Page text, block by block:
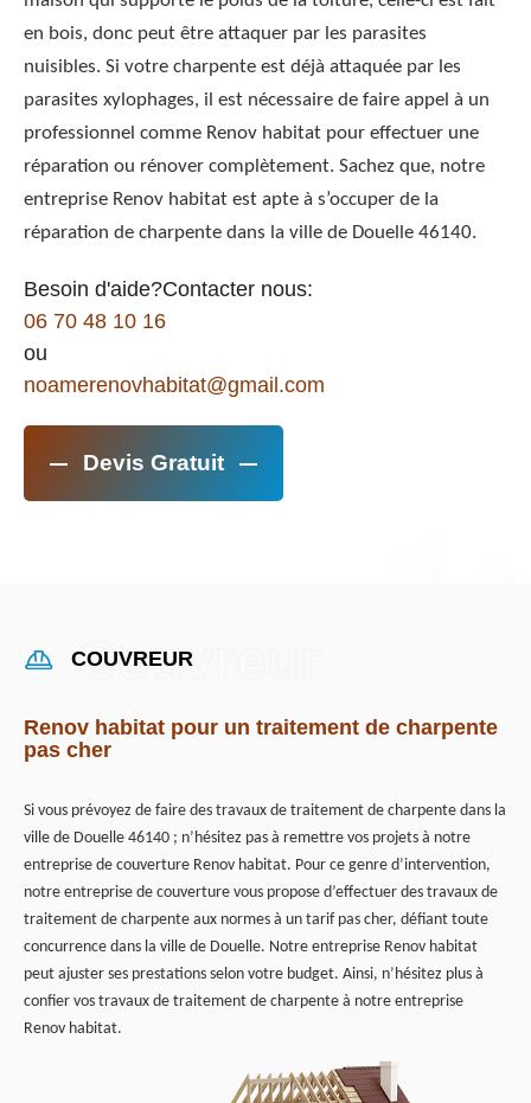
en bois, donc peut être attaquer par les parasites
nuisibles. Si votre charpente est déjà attaquée par les
parasites xylophages, il est nécessaire de faire appel à un
professionnel comme Renov habitat pour effectuer une
réparation ou rénover complètement. Sachez que, notre
entreprise Renov habitat est apte à s’occuper de la
réparation de charpente dans la ville de Douelle 46140.
Besoin d'aide?Contacter nous:
06 70 48 10 16
ou
noamerenovhabitat@gmail.com
Devis Gratuit
COUVREUR
Renov habitat pour un traitement de charpente
pas cher
Si vous prévoyez de faire des travaux de traitement de charpente dans la
ville de Douelle 46140 ; n’hésitez pas à remettre vos projets à notre
entreprise de couverture Renov habitat. Pour ce genre d’intervention,
notre entreprise de couverture vous propose d’effectuer des travaux de
traitement de charpente aux normes à un tarif pas cher, défiant toute
concurrence dans la ville de Douelle. Notre entreprise Renov habitat
peut ajuster ses prestations selon votre budget. Ainsi, n’hésitez plus à
confier vos travaux de traitement de charpente à notre entreprise
Renov habitat.